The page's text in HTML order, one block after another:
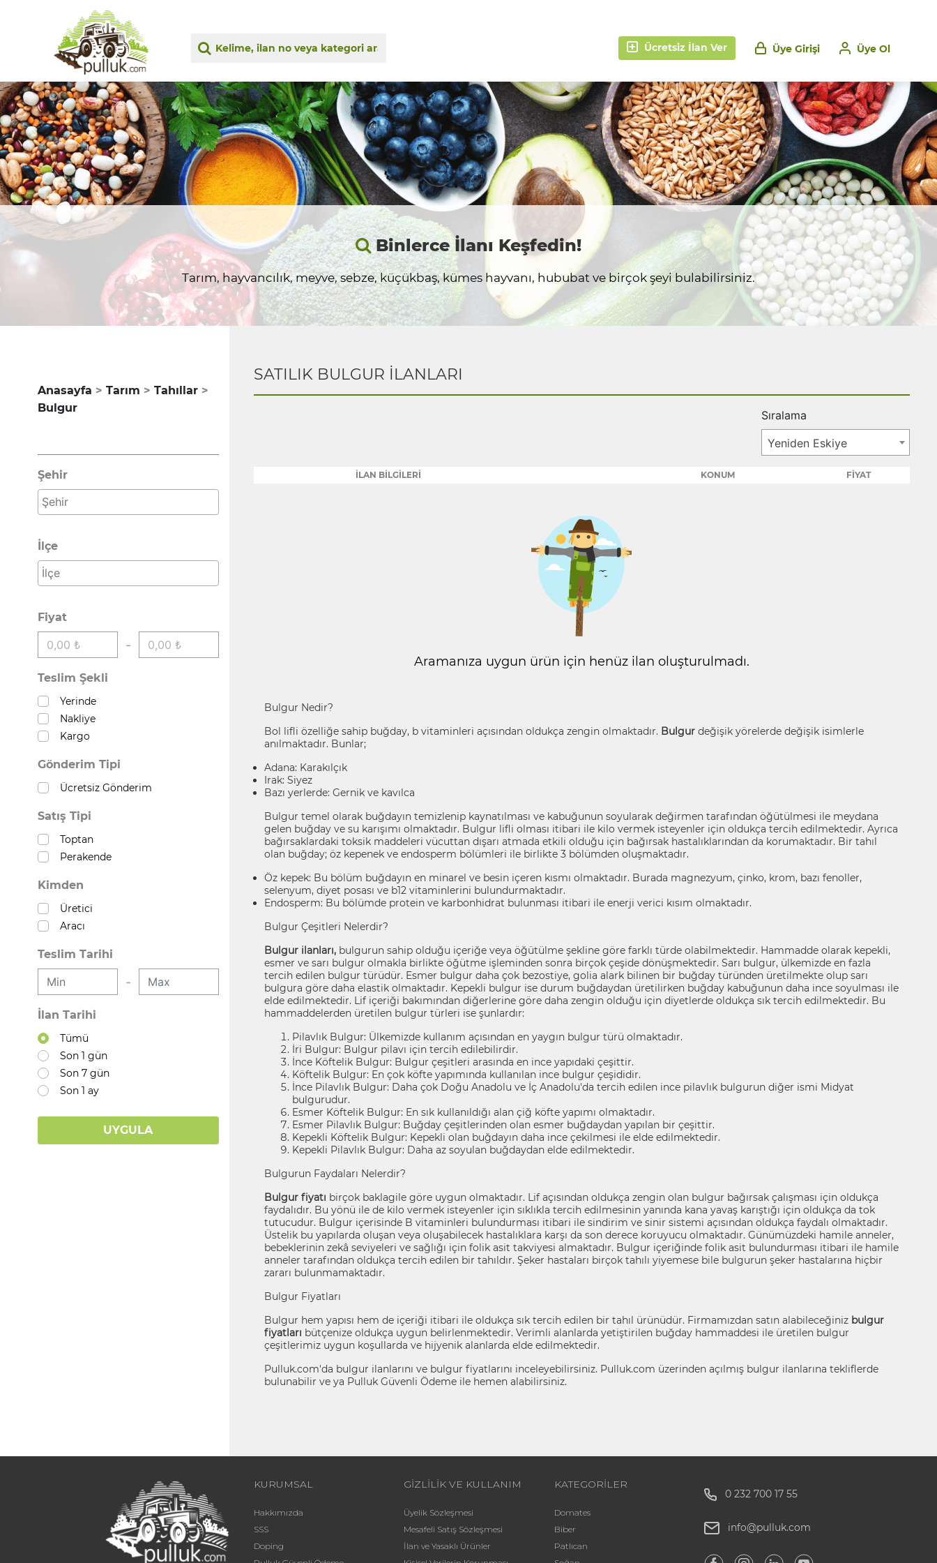
Üye Ol
Üye Girişi
Ücretsiz İlan Ver
Binlerce İlanı Keşfedin!
Tarım, hayvancılık, meyve, sebze, küçükbaş, kümes hayvanı, hububat ve birçok şeyi bulabilirsiniz.
Anasayfa Tarım
Tahıllar
Bulgur
Şehir
İlçe
Fiyat
-
Teslim Şekli
Yerinde
Nakliye
Kargo
Gönderim Tipi
Ücretsiz Gönderim
Satış Tipi
Toptan
Perakende
Kimden
Üretici
Aracı
Teslim Tarihi
-
İlan Tarihi
Tümü
Son 1 gün
Son 7 gün
Son 1 ay
UYGULA
SATILIK BULGUR İLANLARI
Sıralama
Yeniden Eskiye
İLAN BİLGİLERİ KONUM FİYAT
Aramanıza uygun ürün için henüz ilan oluşturulmadı.
Bulgur Nedir?
Bol lifli özelliğe sahip buğday, b vitaminleri açısından oldukça zengin olmaktadır. Bulgur değişik yörelerde değişik isimlerle
anılmaktadır. Bunlar;
Adana: Karakılçık
Irak: Siyez
Bazı yerlerde: Gernik ve kavılca
Bulgur temel olarak buğdayın temizlenip kaynatılması ve kabuğunun soyularak değirmen tarafından öğütülmesi ile meydana
gelen buğday ve su karışımı olmaktadır. Bulgur lifli olması itibari ile kilo vermek isteyenler için oldukça tercih edilmektedir. Ayrıca
bağırsaklardaki toksik maddeleri vücuttan dışarı atmada etkili olduğu için bağırsak hastalıklarından da korumaktadır. Bir tahıl
olan buğday; öz kepenek ve endosperm bölümleri ile birlikte 3 bölümden oluşmaktadır.
Öz kepek: Bu bölüm buğdayın en minarel ve besin içeren kısmı olmaktadır. Burada magnezyum, çinko, krom, bazı fenoller,
selenyum, diyet posası ve b12 vitaminlerini bulundurmaktadır.
Endosperm: Bu bölümde protein ve karbonhidrat bulunması itibari ile enerji verici kısım olmaktadır.
Bulgur Çeşitleri Nelerdir?
Bulgur ilanları,bulgurun sahip olduğu içeriğe veya öğütülme şekline göre farklı türde olabilmektedir. Hammadde olarak kepekli,
esmer ve sarı bulgur olmakla birlikte öğütme işleminden sonra birçok çeşide dönüşmektedir. Sarı bulgur, ülkemizde en fazla
tercih edilen bulgur türüdür. Esmer bulgur daha çok bezostiye, golia alark bilinen bir buğday türünden üretilmekte olup sarı
bulgura göre daha elastik olmaktadır. Kepekli bulgur ise durum buğdaydan üretilirken buğday kabuğunun daha ince soyulması ile
elde edilmektedir. Lif içeriği bakımından diğerlerine göre daha zengin olduğu için diyetlerde oldukça sık tercih edilmektedir. Bu
hammaddelerden üretilen bulgur türleri ise şunlardır:
Pilavlık Bulgur: Ülkemizde kullanım açısından en yaygın bulgur türü olmaktadır.
İri Bulgur: Bulgur pilavı için tercih edilebilirdir.
İnce Köftelik Bulgur: Bulgur çeşitleri arasında en ince yapıdaki çeşittir.
Köftelik Bulgur: En çok köfte yapımında kullanılan ince bulgur çeşididir.
İnce Pilavlık Bulgur: Daha çok Doğu Anadolu ve İç Anadolu'da tercih edilen ince pilavlık bulgurun diğer ismi Midyat
bulgurudur.
Esmer Köftelik Bulgur: En sık kullanıldığı alan çiğ köfte yapımı olmaktadır.
Esmer Pilavlık Bulgur: Buğday çeşitlerinden olan esmer buğdaydan yapılan bir çeşittir.
Kepekli Köftelik Bulgur: Kepekli olan buğdayın daha ince çekilmesi ile elde edilmektedir.
Kepekli Pilavlık Bulgur: Daha az soyulan buğdaydan elde edilmektedir.
Bulgurun Faydaları Nelerdir?
Bulgur fiyatı birçok baklagile göre uygun olmaktadır. Lif açısından oldukça zengin olan bulgur bağırsak çalışması için oldukça
faydalıdır. Bu yönü ile de kilo vermek isteyenler için sıklıkla tercih edilmesinin yanında kana yavaş karıştığı için oldukça da tok
tutucudur. Bulgur içerisinde B vitaminleri bulundurması itibari ile sindirim ve sinir sistemi açısından oldukça faydalı olmaktadır.
Üstelik bu yapılarda oluşan veya oluşabilecek hastalıklara karşı da son derece koruyucu olmaktadır. Günümüzdeki hamile anneler,
bebeklerinin zekâ seviyeleri ve sağlığı için folik asit takviyesi almaktadır. Bulgur içeriğinde folik asit bulundurması itibari ile hamile
anneler tarafından oldukça tercih edilen bir tahıldır. Şeker hastaları birçok tahılı yiyemese bile bulgurun şeker hastalarına hiçbir
zararı bulunmamaktadır.
Bulgur Fiyatları
Bulgur hem yapısı hem de içeriği itibari ile oldukça sık tercih edilen bir tahıl ürünüdür. Firmamızdan satın alabileceğiniz bulgur
fiyatları bütçenize oldukça uygun belirlenmektedir. Verimli alanlarda yetiştirilen buğday hammaddesi ile üretilen bulgur
çeşitlerimiz uygun koşullarda ve hijyenik alanlarda elde edilmektedir.
Pulluk.com'da bulgur ilanlarını ve bulgur fiyatlarını inceleyebilirsiniz. Pulluk.com üzerinden açılmış bulgur ilanlarına tekliflerde
bulunabilir ve ya Pulluk Güvenli Ödeme ile hemen alabilirsiniz.
KURUMSAL
Hakkımızda
SSS
Doping
GİZLİLİK VE KULLANIM
Üyelik Sözleşmesi
Mesafeli Satış Sözleşmesi
İlan ve Yasaklı Ürünler
KATEGORİLER
Domates
Biber
Patlıcan
0 232 700 17 55
info@pulluk.com